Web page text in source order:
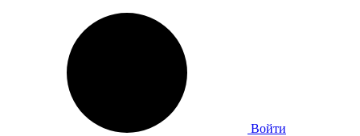
Войти